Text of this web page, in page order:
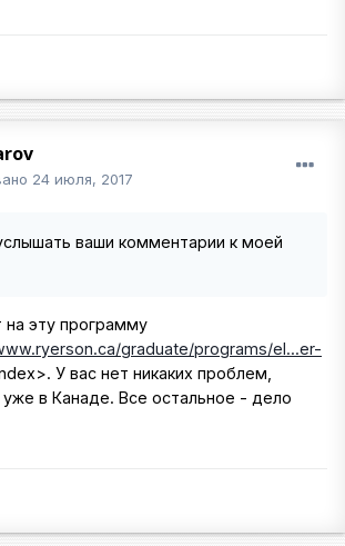
24 июля, 2017
ваши комментарии к моей
на эту программу
graduate/programs/el...er-
. У вас нет никаких проблем,
уже в Канаде. Все остальное - дело